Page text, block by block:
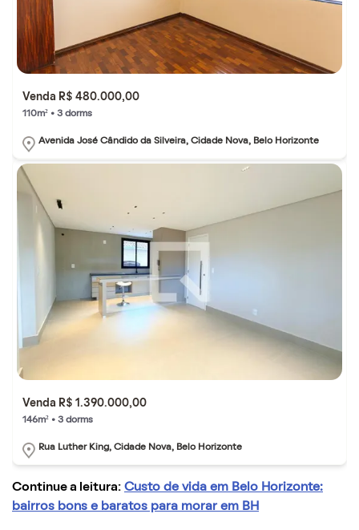
Venda R$ 480.000,00
110m² • 3 dorms
Avenida José Cândido da Silveira, Cidade Nova, Belo Horizonte
Venda R$ 1.390.000,00
146m² • 3 dorms
Rua Luther King, Cidade Nova, Belo Horizonte
Continue a leitura: Custo de vida em Belo Horizonte:
bairros bons e baratos para morar em BH